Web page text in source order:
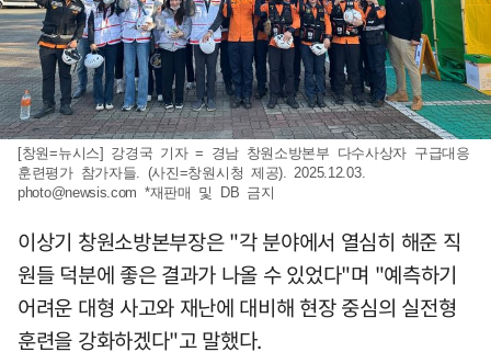
[창원=뉴시스] 강경국 기자 = 경남 창원소방본부 다수사상자 구급대응
훈련평가 참가자들. (사진=창원시청 제공). 2025.12.03.
photo@newsis.com *재판매 및 DB 금지
이상기 창원소방본부장은 "각 분야에서 열심히 해준 직
원들 덕분에 좋은 결과가 나올 수 있었다"며 "예측하기
어려운 대형 사고와 재난에 대비해 현장 중심의 실전형
훈련을 강화하겠다"고 말했다.